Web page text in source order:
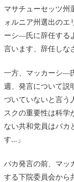
マサチューセッツ州
ォルニア州選出のエ
ーシ―氏に辞任する
言います、辞任しな
一方、マッカーシ―
週、発言について説
づいていないと言う
スクの重要性は科学
ない共和党員はバカ
す...」
バカ発言の前、マッ
する下院委員会から